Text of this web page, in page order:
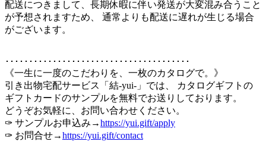
配送につきまして、長期休暇に伴い発送が大変混み合うこと
が予想されますため、 通常よりも配送に遅れが生じる場合
がございます。
･･･････････････････････････････････････
《一生に一度のこだわりを、一枚のカタログで。》
引き出物宅配サービス「結-yui-」では、 カタログギフトの
ギフトカードのサンプルを無料でお送りしております。
どうぞお気軽に、お問い合わせください。
✑ サンプルお申込み→https://yui.gift/apply
✑ お問合せ→https://yui.gift/contact